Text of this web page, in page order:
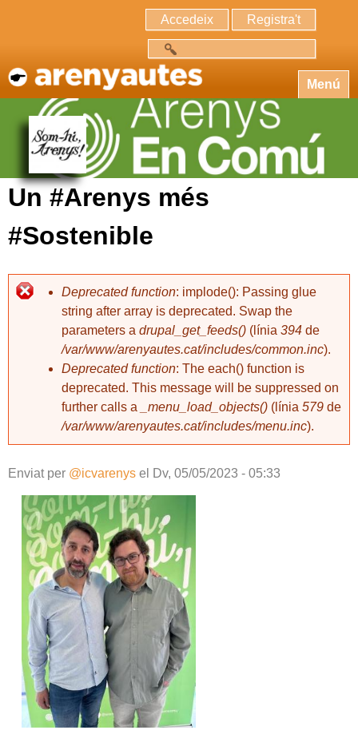
Accedeix Registra't
Menú
Un #Arenys més
#Sostenible
Deprecated function: implode(): Passing glue
string after array is deprecated. Swap the
parameters a drupal_get_feeds() (línia 394 de
/var/www/arenyautes.cat/includes/common.inc).
Deprecated function: The each() function is
deprecated. This message will be suppressed on
further calls a
_menu_load_objects() (línia 579 de
/var/www/arenyautes.cat/includes/menu.inc).
Enviat per @icvarenys el Dv, 05/05/2023 - 05:33